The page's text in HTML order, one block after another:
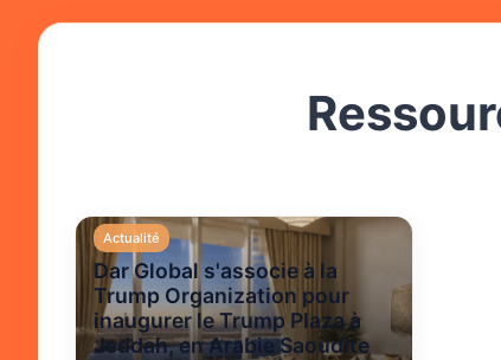
Actualité
Dar Global s'associe à la
Trump Organization pour
inaugurer le Trump Plaza à
Jeddah, en Arabie Saoudite